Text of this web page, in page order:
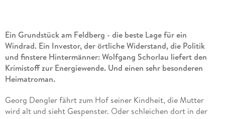
Ein Grundstück am Feldberg - die beste Lage für ein
Windrad. Ein Investor, der örtliche Widerstand, die Politik
und finstere Hintermänner: Wolfgang Schorlau liefert den
Krimistoff zur Energiewende. Und einen sehr besonderen
Heimatroman.
Georg Dengler fährt zum Hof seiner Kindheit, die Mutter
wird alt und sieht Gespenster. Oder schleichen dort in der